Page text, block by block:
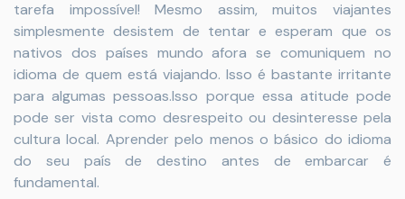
tarefa impossível! Mesmo assim, muitos viajantes
simplesmente desistem de tentar e esperam que os
nativos dos países mundo afora se comuniquem no
idioma de quem está viajando. Isso é bastante irritante
para algumas pessoas.Isso porque essa atitude pode
pode ser vista como desrespeito ou desinteresse pela
cultura local. Aprender pelo menos o básico do idioma
do seu país de destino antes de embarcar é
fundamental.